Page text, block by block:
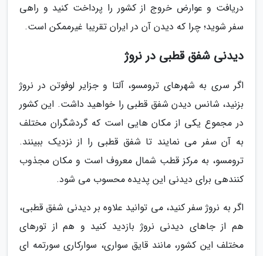
دریافت و عوارض خروج از کشور را پرداخت کنید و راهی
سفر شوید؛ چرا که دیدن آن در ایران تقریبا غیرممکن است.
دیدنی شفق قطبی در نروژ
اگر سری به شهرهای ترومسو، آلتا و جزایر لوفوتن در نروژ
بزنید، شانس دیدن شفق قطبی را خواهید داشت. این کشور
در مجموع یکی از مکان هایی است که گردشگران مختلف
به آن سفر می نمایند تا شفق قطبی را از نزدیک ببینند.
ترومسو، به مرکز قطب شمال معروف است و مکان مجذوب
کنندهی برای دیدنی این پدیده محسوب می شود.
اگر به نروژ سفر کنید، می توانید علاوه بر دیدنی شفق قطبی،
هم از جاهای دیدنی نروژ بازدید کنید و هم از تورهای
مختلف این کشور، مانند قایق سواری، سوارکاری سورتمه ای